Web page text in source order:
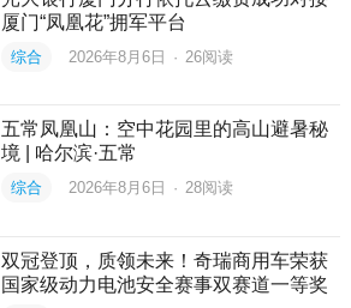
厦门“凤凰花”拥军平台
综合 2026年8月6日 · 26阅读
五常凤凰山：空中花园里的高山避暑秘
境 | 哈尔滨·五常
综合 2026年8月6日 · 28阅读
双冠登顶，质领未来！奇瑞商用车荣获
国家级动力电池安全赛事双赛道一等奖